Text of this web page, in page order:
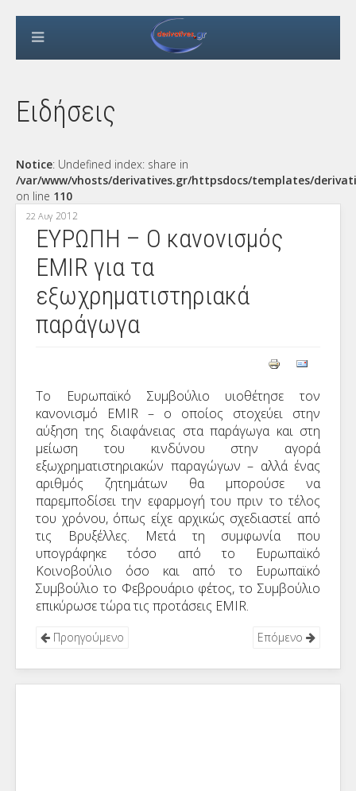
Ειδήσεις
Notice: Undefined index: share in
/var/www/vhosts/derivatives.gr/httpsdocs/templates/
on line 110
22 Αυγ 2012
ΕΥΡΩΠΗ – Ο κανονισμός
EMIR για τα
εξωχρηματιστηριακά
παράγωγα
Το Ευρωπαϊκό Συμβούλιο υιοθέτησε τον
κανονισμό EMIR – ο οποίος στοχεύει στην
αύξηση της διαφάνειας στα παράγωγα και στη
μείωση του κινδύνου στην αγορά
εξωχρηματιστηριακών παραγώγων – αλλά ένας
αριθμός ζητημάτων θα μπορούσε να
παρεμποδίσει την εφαρμογή του πριν το τέλος
του χρόνου, όπως είχε αρχικώς σχεδιαστεί από
τις Βρυξέλλες. Μετά τη συμφωνία που
υπογράφηκε τόσο από το Ευρωπαϊκό
Κοινοβούλιο όσο και από το Ευρωπαϊκό
Συμβούλιο το Φεβρουάριο φέτος, το Συμβούλιο
επικύρωσε τώρα τις προτάσεις EMIR.
Προηγούμενο Επόμενο